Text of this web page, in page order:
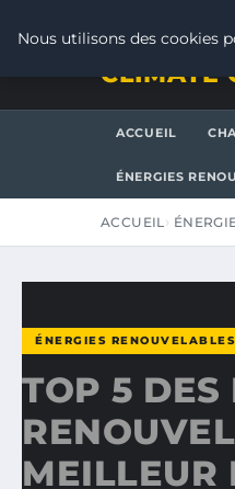
CLIMATE
ACCUEIL
ÉNERGIES
ACCUEIL
ÉNERGIES RENOUVELABLES
TOP 5 DES
MEILLEUR
Nous utilisons des cookies